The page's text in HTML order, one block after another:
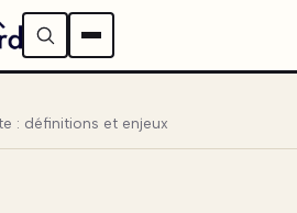
: définitions et enjeux